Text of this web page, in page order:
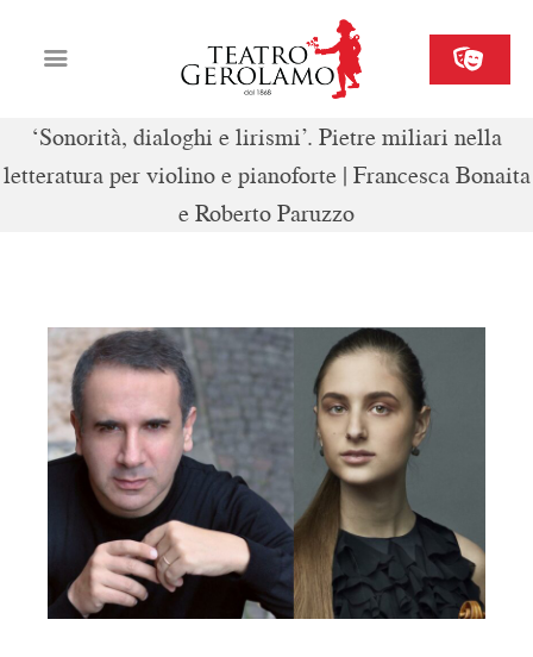
‘Sonorità, dialoghi e lirismi’. Pietre miliari nella
letteratura per violino e pianoforte | Francesca Bonaita
e Roberto Paruzzo
Cartellone
Biglietteria
Contatti